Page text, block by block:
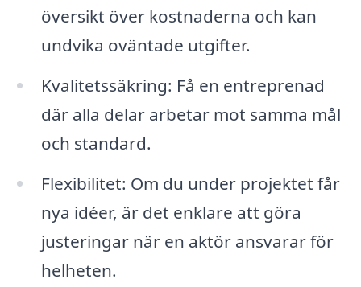
översikt över kostnaderna och kan
undvika oväntade utgifter.
Kvalitetssäkring: Få en entreprenad
där alla delar arbetar mot samma mål
och standard.
Flexibilitet: Om du under projektet får
nya idéer, är det enklare att göra
justeringar när en aktör ansvarar för
helheten.